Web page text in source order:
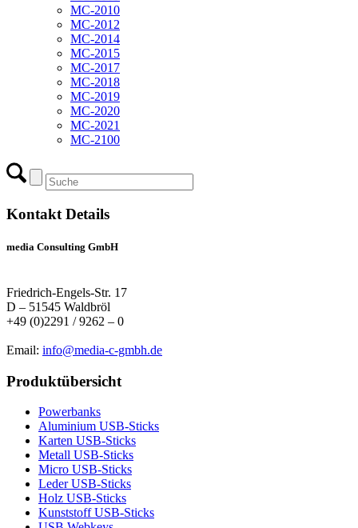
MC-2010
MC-2012
MC-2014
MC-2015
MC-2017
MC-2018
MC-2019
MC-2020
MC-2021
MC-2100
Kontakt Details
media Consulting GmbH
Friedrich-Engels-Str. 17
D – 51545 Waldbröl
+49 (0)2291 / 9262 – 0
Email: info@media-c-gmbh.de
Produktübersicht
Powerbanks
Aluminium USB-Sticks
Karten USB-Sticks
Metall USB-Sticks
Micro USB-Sticks
Leder USB-Sticks
Holz USB-Sticks
Kunststoff USB-Sticks